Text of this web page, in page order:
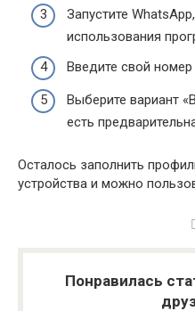
Запустите
использования
Введите свой номер
Выберите вариант
есть
Осталось заполнить
устройства и можно
Понравилась